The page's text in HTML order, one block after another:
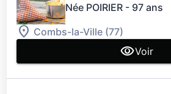
Née POIRIER - 97 ans
Combs-la-Ville (77)
Voir